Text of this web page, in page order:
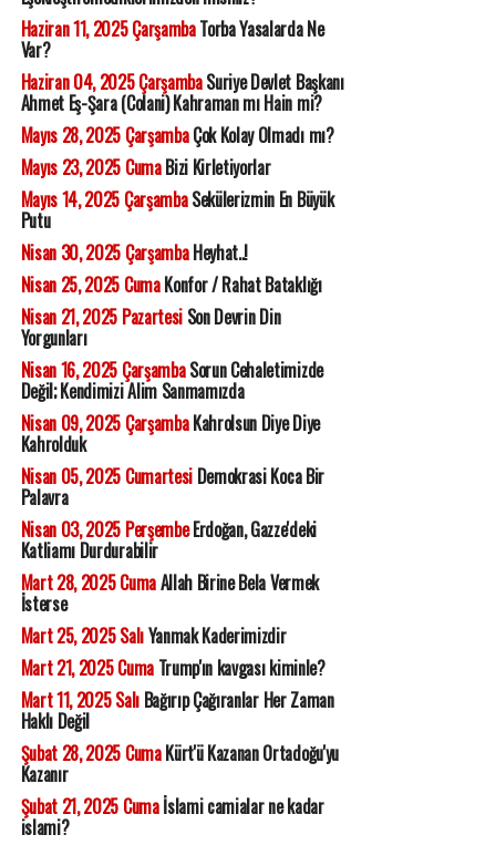
Haziran 11, 2025 ÇarşambaTorba Yasalarda Ne
Var?
Haziran 04, 2025 ÇarşambaSuriye Devlet Başkanı
Ahmet Eş-Şara (Colani) Kahraman mı Hain mi?
Mayıs 28, 2025 ÇarşambaÇok Kolay Olmadı mı?
Mayıs 23, 2025 CumaBizi Kirletiyorlar
Mayıs 14, 2025 ÇarşambaSekülerizmin En Büyük
Putu
Nisan 30, 2025 ÇarşambaHeyhat..!
Nisan 25, 2025 CumaKonfor / Rahat Bataklığı
Nisan 21, 2025 PazartesiSon Devrin Din
Yorgunları
Nisan 16, 2025 ÇarşambaSorun Cehaletimizde
Değil; Kendimizi Alim Sanmamızda
Nisan 09, 2025 ÇarşambaKahrolsun Diye Diye
Kahrolduk
Nisan 05, 2025 CumartesiDemokrasi Koca Bir
Palavra
Nisan 03, 2025 PerşembeErdoğan, Gazze'deki
Katliamı Durdurabilir
Mart 28, 2025 CumaAllah Birine Bela Vermek
İsterse
Mart 25, 2025 SalıYanmak Kaderimizdir
Mart 21, 2025 CumaTrump'ın kavgası kiminle?
Mart 11, 2025 SalıBağırıp Çağıranlar Her Zaman
Haklı Değil
Şubat 28, 2025 CumaKürt'ü Kazanan Ortadoğu'yu
Kazanır
Şubat 21, 2025 Cumaİslami camialar ne kadar
islami?